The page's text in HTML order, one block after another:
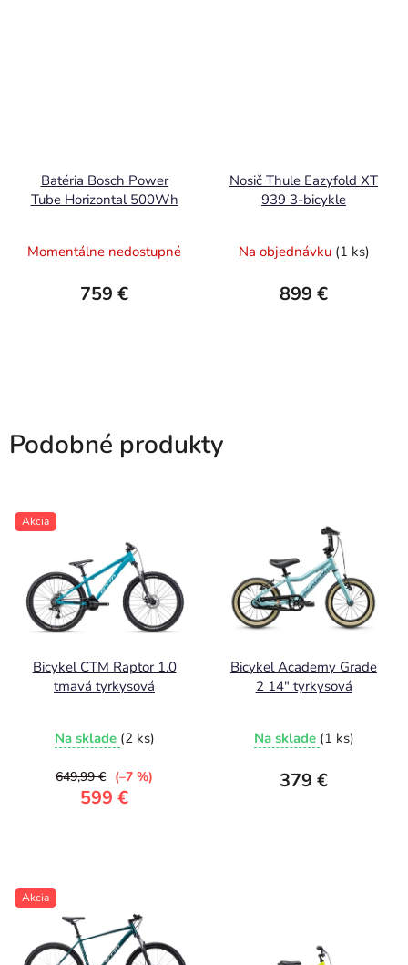
Batéria Bosch Power
Tube Horizontal 500Wh
Momentálne nedostupné
759 €
Nosič Thule Eazyfold XT
939 3-bicykle
Na objednávku (1 ks)
899 €
Podobné produkty
Akcia
Bicykel CTM Raptor 1.0
tmavá tyrkysová
Na sklade (2 ks)
599 €
649,99 € (–7 %)
Bicykel Academy Grade
2 14" tyrkysová
Na sklade (1 ks)
379 €
Akcia